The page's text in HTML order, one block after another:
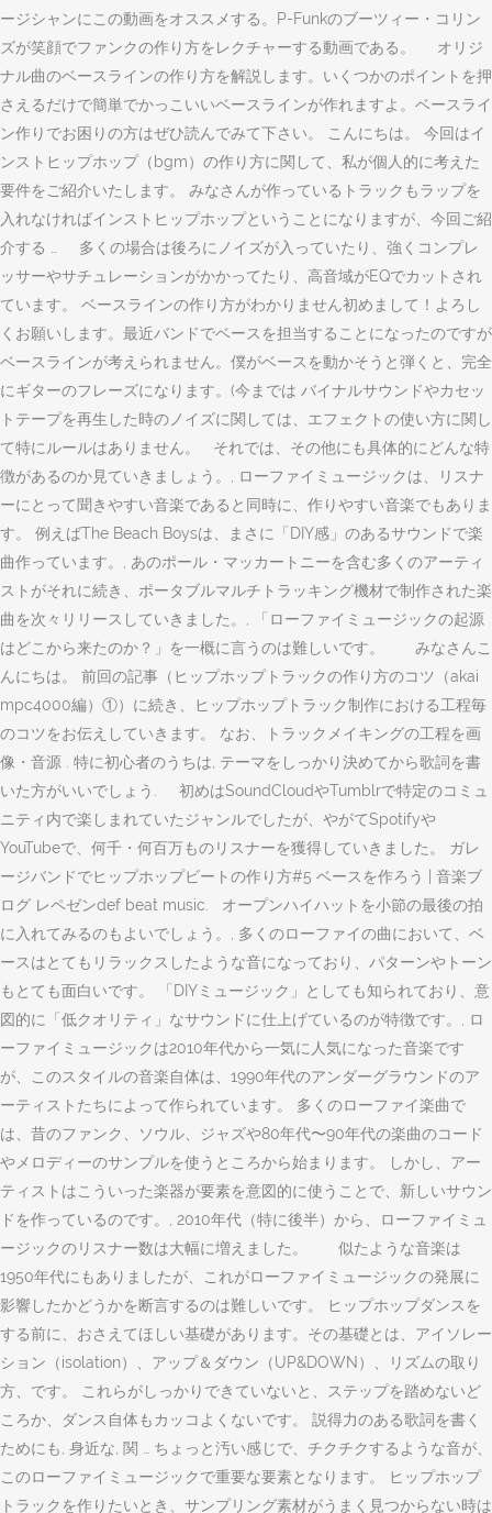
ージシャンにこの動画をオススメする。P-Funkのブーツィー・コリン
ズが笑顔でファンクの作り方をレクチャーする動画である。 オリジ
ナル曲のベースラインの作り方を解説します。いくつかのポイントを押
さえるだけで簡単でかっこいいベースラインが作れますよ。ベースライ
ン作りでお困りの方はぜひ読んでみて下さい。 こんにちは。 今回はイ
ンストヒップホップ（bgm）の作り方に関して、私が個人的に考えた
要件をご紹介いたします。 みなさんが作っているトラックもラップを
入れなければインストヒップホップということになりますが、今回ご紹
介する … 多くの場合は後ろにノイズが入っていたり、強くコンプレ
ッサーやサチュレーションがかかってたり、高音域がEQでカットされ
ています。 ベースラインの作り方がわかりません初めまして！よろし
くお願いします。最近バンドでベースを担当することになったのですが
ベースラインが考えられません。僕がベースを動かそうと弾くと、完全
にギターのフレーズになります。(今までは バイナルサウンドやカセッ
トテープを再生した時のノイズに関しては、エフェクトの使い方に関し
て特にルールはありません。 それでは、その他にも具体的にどんな特
徴があるのか見ていきましょう。, ローファイミュージックは、リスナ
ーにとって聞きやすい音楽であると同時に、作りやすい音楽でもありま
す。 例えばThe Beach Boysは、まさに「DIY感」のあるサウンドで楽
曲作っています。, あのポール・マッカートニーを含む多くのアーティ
ストがそれに続き、ポータブルマルチトラッキング機材で制作された楽
曲を次々リリースしていきました。, 「ローファイミュージックの起源
はどこから来たのか？」を一概に言うのは難しいです。 みなさんこ
んにちは。 前回の記事（ヒップホップトラックの作り方のコツ（akai
mpc4000編）①）に続き、ヒップホップトラック制作における工程毎
のコツをお伝えしていきます。 なお、トラックメイキングの工程を画
像・音源 . 特に初心者のうちは, テーマをしっかり決めてから歌詞を書
いた方がいいでしょう. 初めはSoundCloudやTumblrで特定のコミュ
ニティ内で楽しまれていたジャンルでしたが、やがてSpotifyや
YouTubeで、何千・何百万ものリスナーを獲得していきました。 ガレ
ージバンドでヒップホップビートの作り方#5 ベースを作ろう | 音楽ブ
ログ レペゼンdef beat music. オープンハイハットを小節の最後の拍
に入れてみるのもよいでしょう。, 多くのローファイの曲において、ベ
ースはとてもリラックスしたような音になっており、パターンやトーン
もとても面白いです。 「DIYミュージック」としても知られており、意
図的に「低クオリティ」なサウンドに仕上げているのが特徴です。, ロ
ーファイミュージックは2010年代から一気に人気になった音楽です
が、このスタイルの音楽自体は、1990年代のアンダーグラウンドのア
ーティストたちによって作られています。 多くのローファイ楽曲で
は、昔のファンク、ソウル、ジャズや80年代〜90年代の楽曲のコード
やメロディーのサンプルを使うところから始まります。 しかし、アー
ティストはこういった楽器が要素を意図的に使うことで、新しいサウン
ドを作っているのです。, 2010年代（特に後半）から、ローファイミュ
ージックのリスナー数は大幅に増えました。 似たような音楽は
1950年代にもありましたが、これがローファイミュージックの発展に
影響したかどうかを断言するのは難しいです。 ヒップホップダンスを
する前に、おさえてほしい基礎があります。その基礎とは、アイソレー
ション（isolation）、アップ＆ダウン（UP&DOWN）、リズムの取り
方、です。 これらがしっかりできていないと、ステップを踏めないど
ころか、ダンス自体もカッコよくないです。 説得力のある歌詞を書く
ためにも, 身近な, 関 … ちょっと汚い感じで、チクチクするような音が、
このローファイミュージックで重要な要素となります。 ヒップホップ
トラックを作りたいとき、サンプリング素材がうまく見つからない時は